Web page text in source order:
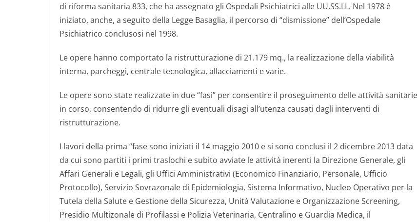
di riforma sanitaria 833, che ha assegnato gli Ospedali Psichiatrici alle UU.SS.LL. Nel 1978 è
iniziato, anche, a seguito della Legge Basaglia, il percorso di “dismissione” dell’Ospedale
Psichiatrico conclusosi nel 1998.
Le opere hanno comportato la ristrutturazione di 21.179 mq., la realizzazione della viabilità
interna, parcheggi, centrale tecnologica, allacciamenti e varie.
Le opere sono state realizzate in due “fasi” per consentire il proseguimento delle attività sanitarie
in corso, consentendo di ridurre gli eventuali disagi all’utenza causati dagli interventi di
ristrutturazione.
I lavori della prima “fase sono iniziati il 14 maggio 2010 e si sono conclusi il 2 dicembre 2013 data
da cui sono partiti i primi traslochi e subito avviate le attività inerenti la Direzione Generale, gli
Affari Generali e Legali, gli Uffici Amministrativi (Economico Finanziario, Personale, Ufficio
Protocollo), Servizio Sovrazonale di Epidemiologia, Sistema Informativo, Nucleo Operativo per la
Tutela della Salute e Gestione della Sicurezza, Unità Valutazione e Organizzazione Screening,
Presidio Multizonale di Profilassi e Polizia Veterinaria, Centralino e Guardia Medica, il